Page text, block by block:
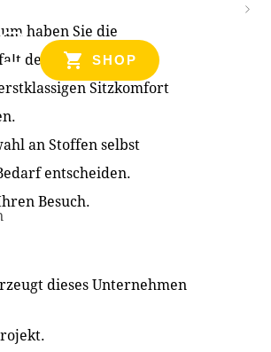
SHOP
haben Sie die
der Produkte zu
Sitzkomfort
an Stoffen selbst
entscheiden.
Besuch.
dieses Unternehmen